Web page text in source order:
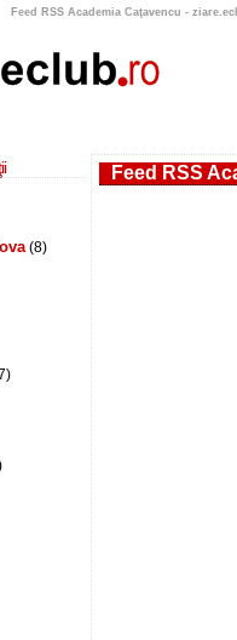
Feed RSS Academia Caţavencu -
(8)
Feed RSS